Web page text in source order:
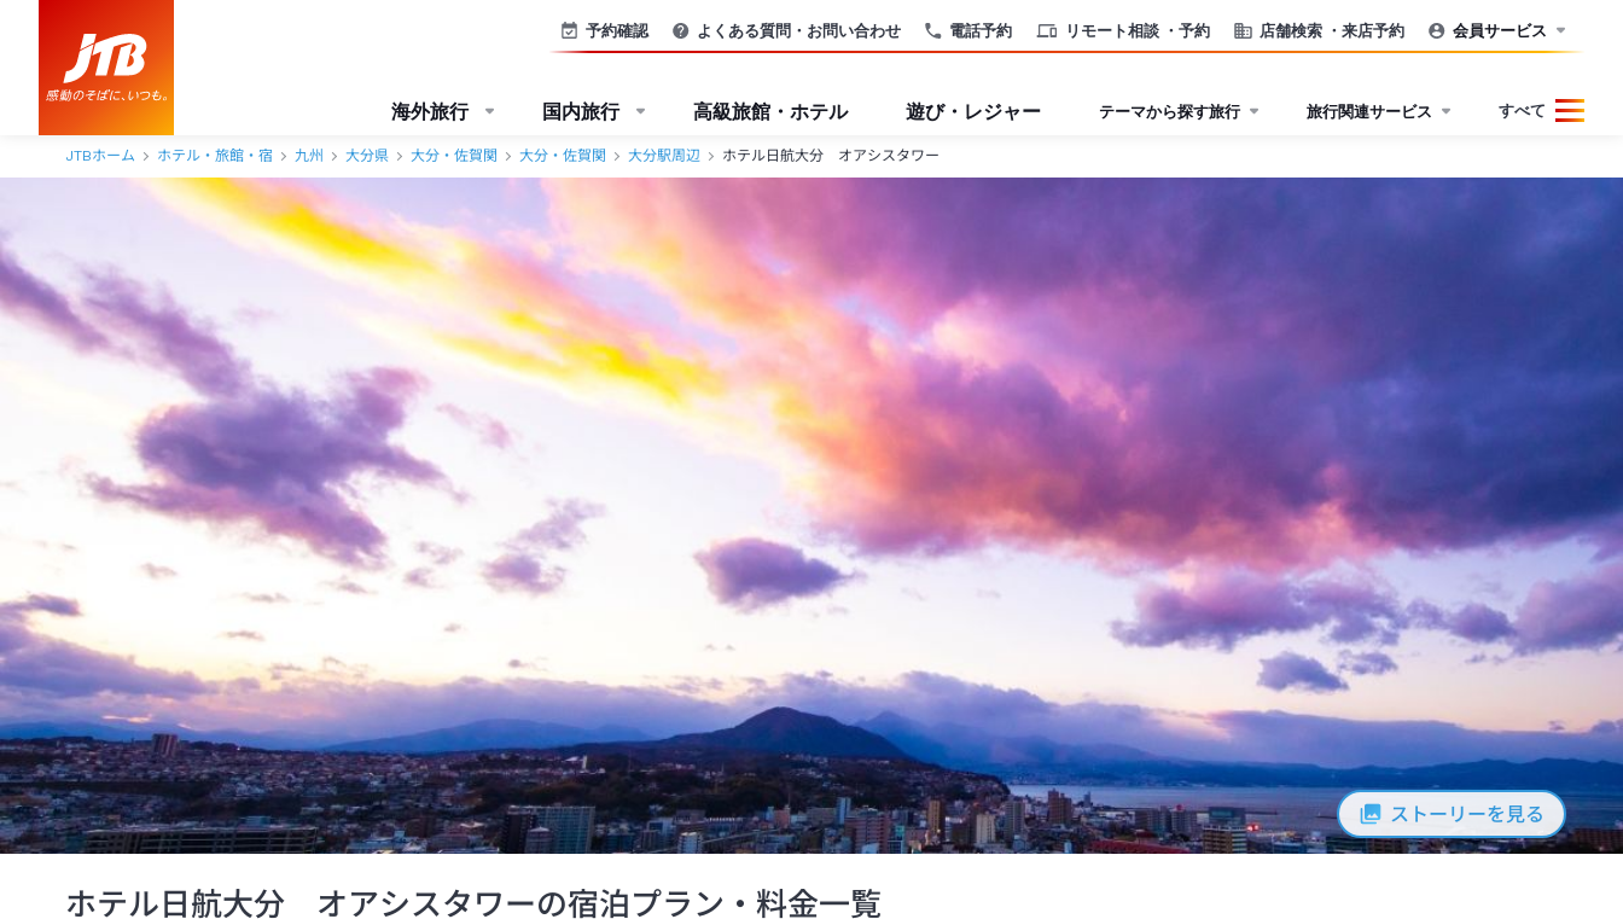
電話予約 リモート相談 ・予約 店舗検索 ・来店予約
予約確認 よくある質問・お問い合わせ 会員サービス
海外旅行 国内旅行 高級旅館・ホテル 遊び・レジャー テーマから探す旅行 旅行関連サービス すべて
JTBホーム ホテル・旅館・宿 九州 大分県 大分・佐賀関 大分・佐賀関 大分駅周辺 ホテル日航大分 オアシスタワー
ストーリーを見る
ホテル日航大分 オアシスタワーの宿泊プラン・料金一覧